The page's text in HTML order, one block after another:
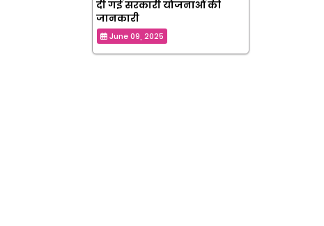
दी गई सरकारी योजनाओं की
जानकारी
June 09, 2025